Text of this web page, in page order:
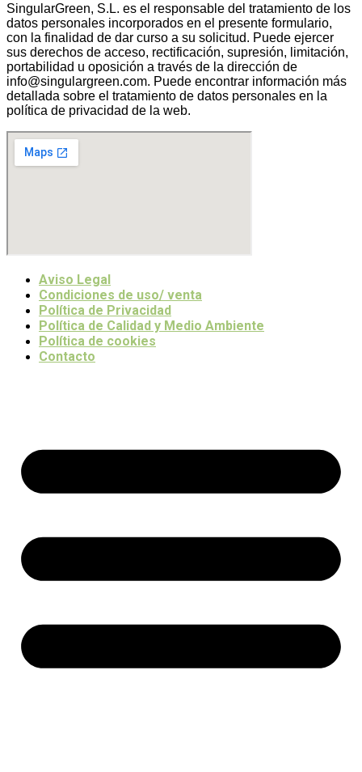
SingularGreen, S.L. es el responsable del tratamiento de los
datos personales incorporados en el presente formulario,
con la finalidad de dar curso a su solicitud. Puede ejercer
sus derechos de acceso, rectificación, supresión, limitación,
portabilidad u oposición a través de la dirección de
info@singulargreen.com. Puede encontrar información más
detallada sobre el tratamiento de datos personales en la
política de privacidad de la web.
Aviso Legal
Condiciones de uso/ venta
Política de Privacidad
Política de Calidad y Medio Ambiente
Política de cookies
Contacto